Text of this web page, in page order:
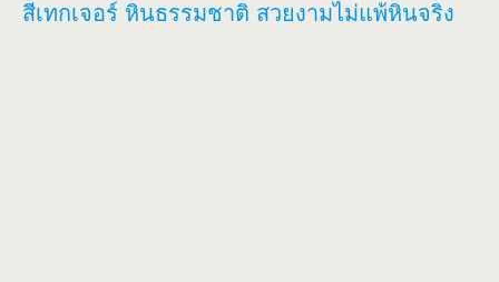
สีเทกเจอร์ หินธรรมชาติ สวยงามไม่แพ้หินจริง